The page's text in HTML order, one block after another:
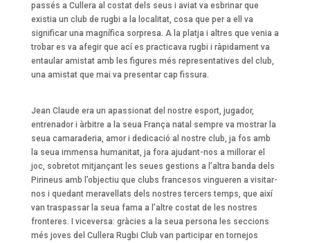
passés a Cullera al costat dels seus i aviat va esbrinar que
existia un club de rugbi a la localitat, cosa que per a ell va
significar una magnífica sorpresa. A la platja i altres que venia a
trobar es va afegir que ací es practicava rugbi i ràpidament va
entaular amistat amb les figures més representatives del club,
una amistat que mai va presentar cap fissura.
Jean Claude era un apassionat del nostre esport, jugador,
entrenador i àrbitre a la seua França natal sempre va mostrar la
seua camaraderia, amor i dedicació al nostre club, ja fos amb
la seua immensa humanitat, ja fora ajudant-nos a millorar el
joc, sobretot mitjançant les seues gestions a l’altra banda dels
Pirineus amb l’objectiu que clubs francesos vingueren a visitar-
nos i quedant meravellats dels nostres tercers temps, que així
van traspassar la seua fama a l’altre costat de les nostres
fronteres. I viceversa: gràcies a la seua persona les seccions
més joves del Cullera Rugbi Club van participar en tornejos